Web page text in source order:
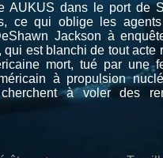
AUKUS dans le port de
ce qui oblige les
Jackson à
est blanchi de tout
mort, tué par une
à propulsion
à voler des